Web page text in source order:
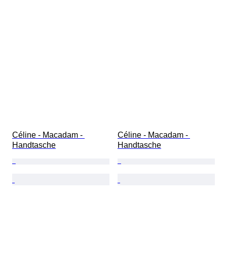
Céline - Macadam -
Handtasche
Céline - Macadam -
Handtasche